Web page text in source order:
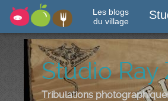
Les blogs
du village
Studio Ray
Tribulations